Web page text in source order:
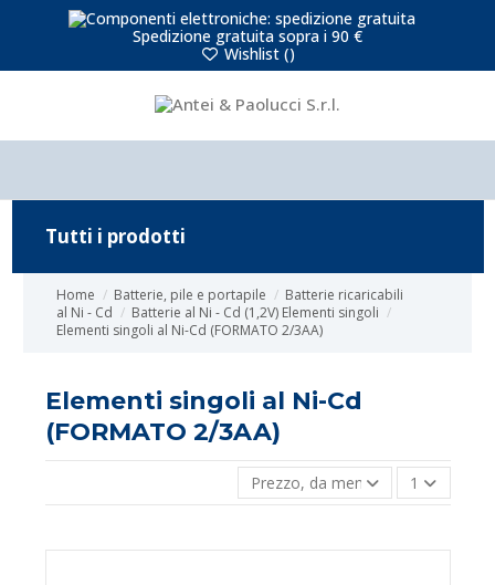
Spedizione gratuita sopra i 90 €
Wishlist ()
Home Batterie, pile e portapile
Batterie ricaricabili
al Ni - Cd
Batterie al Ni - Cd (1,2V) Elementi singoli
Elementi singoli al Ni-Cd (FORMATO 2/3AA)
Elementi singoli al Ni-Cd
(FORMATO 2/3AA)
Prezzo, da meno caro a più caro
1
Tutti i prodotti